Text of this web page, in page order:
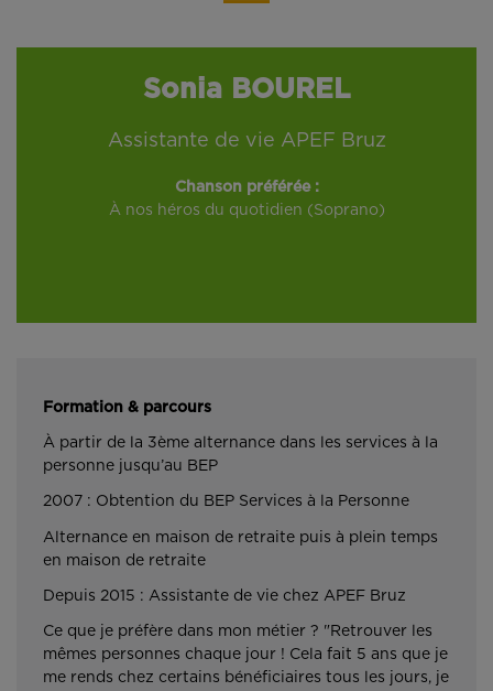
Sonia BOUREL
Assistante de vie APEF Bruz
Chanson préférée :
À nos héros du quotidien (Soprano)
Formation & parcours
À partir de la 3ème alternance dans les services à la
personne jusqu’au BEP
2007 : Obtention du BEP Services à la Personne
Alternance en maison de retraite puis à plein temps
en maison de retraite
Depuis 2015 : Assistante de vie chez APEF Bruz
Ce que je préfère dans mon métier ? "Retrouver les
mêmes personnes chaque jour ! Cela fait 5 ans que je
me rends chez certains bénéficiaires tous les jours, je